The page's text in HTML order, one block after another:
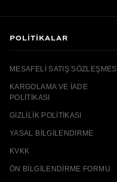
POLITIKALAR
MESAFELI SATIŞ SÖZLEŞMESI
KARGOLAMA VE İADE
POLITIKASI
GIZLILIK POLITIKASI
YASAL BILGILENDIRME
KVKK
ÖN BILGILENDIRME FORMU